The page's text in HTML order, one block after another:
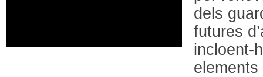
dels
futures
incloent-